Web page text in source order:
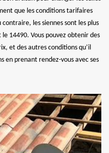
que les conditions tarifaires
les siennes sont les plus
14490. Vous pouvez obtenir des
et des autres conditions qu’il
en prenant rendez-vous avec ses